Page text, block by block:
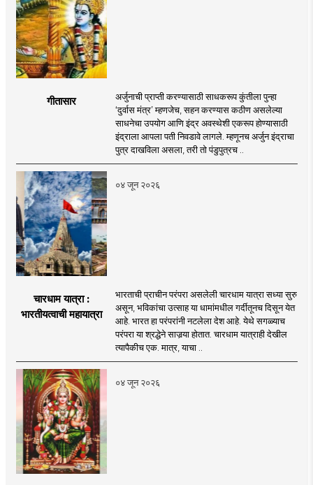
गीतासार
अर्जुनाची प्राप्ती करण्यासाठी साधकरूप कुंतीला पुन्हा
‘दुर्वास मंत्र’ म्हणजेच, सहन करण्यास कठीण असलेल्या
साधनेचा उपयोग आणि इंद्र अवस्थेशी एकरूप होण्यासाठी
इंद्राला आपला पती निवडावे लागले. म्हणूनच अर्जुन इंद्राचा
पुत्र दाखविला असला, तरी तो पंडुपुत्रच ..
०४ जून २०२६
चारधाम यात्रा :
भारतीयत्वाची महायात्रा
भारताची प्राचीन परंपरा असलेली चारधाम यात्रा सध्या सुरु
असून, भविकांचा उत्साह या धामांमधील गर्दीतूनच दिसून येत
आहे. भारत हा परंपरांनी नटलेला देश आहे. येथे सगळ्याच
परंपरा या श्रद्धेने साजर्‍या होतात. चारधाम यात्राही देखील
त्यापैकीच एक. मात्र, याचा ..
०४ जून २०२६